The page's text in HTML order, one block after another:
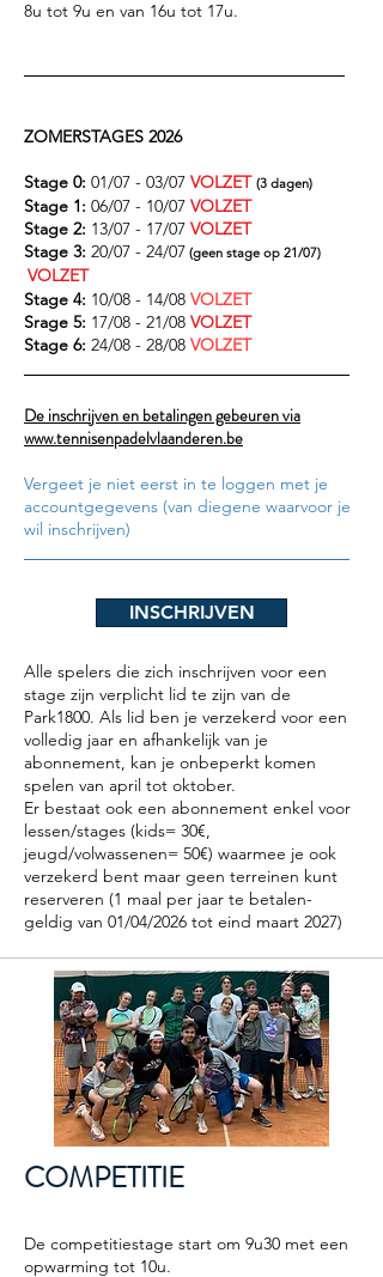
8u tot 9u en van 16u tot 17u.
ZOMERSTAGES 2026
Stage 0: 01/07 - 03/07 VOLZET (3 dagen)
Stage 1: 06/07 - 10/07 VOLZET
Stage 2: 13/07 - 17/07 VOLZET
Stage 3: 20/07 - 24/07 (geen stage op 21/07)
VOLZET
Stage 4: 10/08 - 14/08 VOLZET
Srage 5: 17/08 - 21/08 VOLZET
Stage 6: 24/08 - 28/08 VOLZET
De inschrijven en betalingen gebeuren via
www.tennisenpadelvlaanderen.be
Vergeet je niet eerst in te loggen met je
accountgegevens (van diegene waarvoor je
wil inschrijven)
INSCHRIJVEN
Alle spelers die zich inschrijven voor een
stage zijn verplicht lid te zijn van de
Park1800. Als lid ben je verzekerd voor een
volledig jaar en afhankelijk van je
abonnement, kan je onbeperkt komen
spelen van april tot oktober.
Er bestaat ook een abonnement enkel voor
lessen/stages (kids= 30€,
jeugd/volwassenen= 50€) waarmee je ook
verzekerd bent maar geen terreinen kunt
reserveren (1 maal per jaar te betalen-
geldig van 01/04/2026 tot eind maart 2027)
COMPETITIE
De competitiestage start om 9u30 met een
opwarming tot 10u.